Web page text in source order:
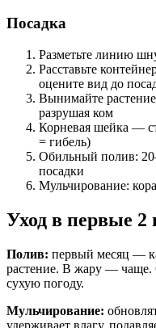
Посадка
Разметьте линию
Расставьте
оцените вид до
Вынимайте
разрушая ком
Корневая шейка —
= гибель)
Обильный полив:
посадки
Мульчирование:
Уход в первые 2
Полив: первый месяц —
растение. В жару — чаще.
сухую погоду.
Мульчирование:
удерживает влагу,